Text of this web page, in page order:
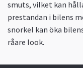
smuts, vilket kan
prestandan i bilens
snorkel kan öka
råare look.